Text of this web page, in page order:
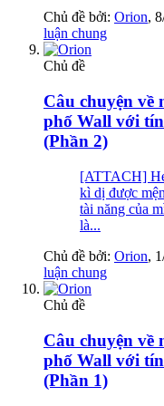
Chủ đề bởi: Orion,
luận chung
Chủ đề
Câu chuyện về
phố Wall với
(Phần 2)
[ATTACH]
kì dị được
tài năng của
là...
Chủ đề bởi: Orion,
luận chung
Chủ đề
Câu chuyện về
phố Wall với
(Phần 1)